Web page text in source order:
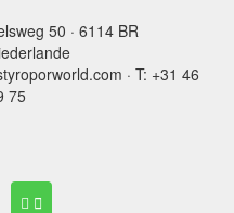
50 · 6114 BR
· T: +31 46
75